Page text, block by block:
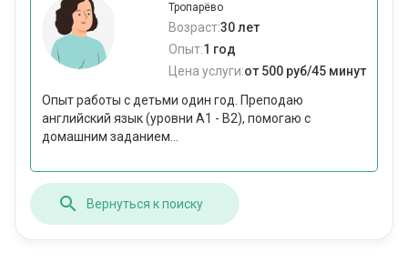
Тропарёво
Возраст:30 лет
Опыт:1 год
Цена услуги:от 500 руб/45 минут
Опыт работы с детьми один год. Преподаю
английский язык (уровни A1 - B2), помогаю с
домашним заданием...
Вернуться к поиску